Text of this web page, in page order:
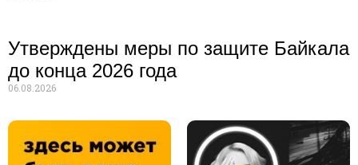
Утверждены меры по защите Байкала
до конца 2026 года
06.08.2026